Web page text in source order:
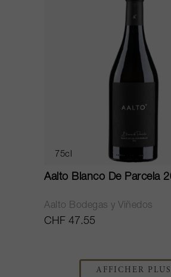
75cl
Aalto Blanco De Parcela
Aalto Bodegas y Viñedos
CHF 47.55
AFFICHER PLUS